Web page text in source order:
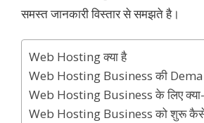
समस्त जानकारी विस्तार से समझते है।
Web Hosting क्या है
Web Hosting Business की
Web Hosting Business के लिए क्या-
Web Hosting Business को शुरू